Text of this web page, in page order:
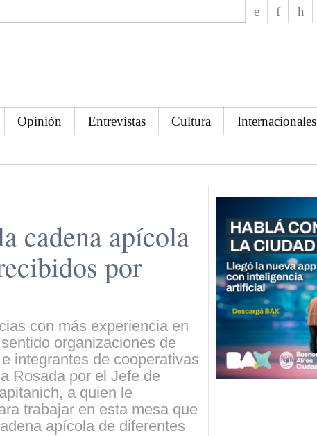
Opinión Entrevistas Cultura Internacionales
cadena apícola
por
con más experiencia en
organizaciones de
integrantes de cooperativas
Rosada por el Jefe de
a quien le
trabajar en esta mesa que
apícola de diferentes